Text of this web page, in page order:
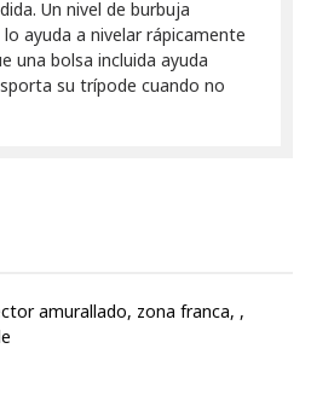
Un nivel de burbuja
ayuda a nivelar rápicamente
una bolsa incluida ayuda
su trípode cuando no
amurallado, zona franca, ,